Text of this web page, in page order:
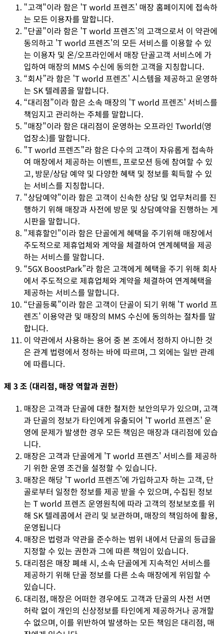
"고객"이라 함은 'T world 프렌즈' 매장 홈페이지에 접속하
는 모든 이용자를 말합니다.
"단골"이라 함은 'T world 프렌즈'의 고객으로서 이 약관에
동의하고 'T world 프렌즈'의 모든 서비스를 이용할 수 있
는 이용자 및 온/오프라인에서 매장 단골고객 서비스에 가
입하여 매장의 MMS 수신에 동의한 고객을 지칭합니다.
“회사”라 함은 'T world 프렌즈' 시스템을 제공하고 운영하
는 SK 텔레콤을 말합니다.
“대리점”이라 함은 소속 매장의 'T world 프렌즈' 서비스를
책임지고 관리하는 주체를 말합니다.
"매장"이라 함은 대리점이 운영하는 오프라인 Tworld(영
업장소)를 말합니다.
"T world 프렌즈"라 함은 다수의 고객이 자유롭게 접속하
여 매장에서 제공하는 이벤트, 프로모션 등에 참여할 수 있
고, 방문/상담 예약 및 다양한 혜택 및 정보를 획득할 수 있
는 서비스를 지칭합니다.
"상담예약"이라 함은 고객이 신속한 상담 및 업무처리를 진
행하기 위해 매장과 사전에 방문 및 상담예약을 진행하는 게
시판을 말합니다.
"제휴할인"이라 함은 단골에게 혜택을 주기위해 매장에서
주도적으로 제휴업체와 계약을 체결하여 연계혜택을 제공
하는 서비스를 말합니다.
“5GX BoostPark”라 함은 고객에게 혜택을 주기 위해 회사
에서 주도적으로 제휴업체와 계약을 체결하여 연계혜택을
제공하는 서비스를 말합니다.
“단골등록”이라 함은 고객이 단골이 되기 위해 'T world 프
렌즈' 이용약관 및 매장의 MMS 수신에 동의하는 절차를 말
합니다.
이 약관에서 사용하는 용어 중 본 조에서 정하지 아니한 것
은 관계 법령에서 정하는 바에 따르며, 그 외에는 일반 관례
에 따릅니다.
제 3 조 (대리점, 매장 역할과 권한)
매장은 고객과 단골에 대한 철저한 보안의무가 있으며, 고객
과 단골의 정보가 타인에게 유출되어 'T world 프렌즈' 운
영에 문제가 발생한 경우 모든 책임은 매장과 대리점에 있습
니다.
매장은 고객과 단골에게 'T world 프렌즈' 서비스를 제공하
기 위한 운영 조건을 설정할 수 있습니다.
매장은 해당 'T world 프렌즈'에 가입하고자 하는 고객, 단
골로부터 일정한 정보를 제공 받을 수 있으며, 수집된 정보
는 T world 프렌즈 운영원칙에 따라 고객의 정보보호를 위
해 SK 텔레콤에서 관리 및 보관하며, 매장의 책임하에 활용,
운영됩니다
매장은 법령과 약관을 준수하는 범위 내에서 단골의 등급을
지정할 수 있는 권한과 그에 따른 책임이 있습니다.
대리점은 매장 폐쇄 시, 소속 단골에게 지속적인 서비스를
제공하기 위해 단골 정보를 다른 소속 매장에게 위임할 수
있습니다.
대리점, 매장은 어떠한 경우에도 고객과 단골의 사전 서면
허락 없이 개인의 신상정보를 타인에게 제공하거나 공개할
수 없으며, 이를 위반하여 발생하는 모든 책임은 대리점, 매